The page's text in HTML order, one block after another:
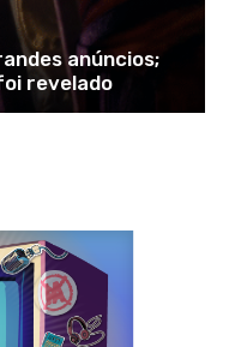
anúncios;
revelado